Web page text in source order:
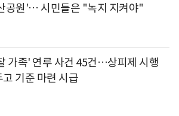
공원'… 시민들은 "녹지 지켜야"
가족' 연루 사건 45건…상피제 시행
고 기준 마련 시급